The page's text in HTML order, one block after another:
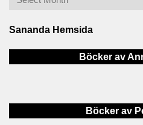
Sananda Hemsida
Böcker av
Böcker av